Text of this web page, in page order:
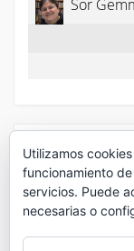
Mis tuits
Utilizamos
funcionamiento
servicios. Puede
necesarias o